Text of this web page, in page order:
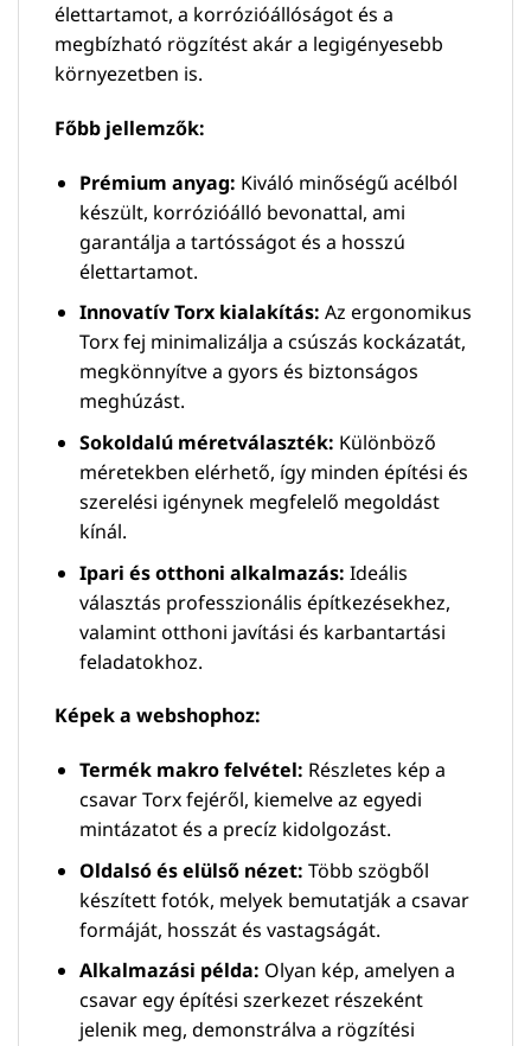
élettartamot, a korrózióállóságot és a
megbízható rögzítést akár a legigényesebb
környezetben is.
Főbb jellemzők:
Prémium anyag: Kiváló minőségű acélból
készült, korrózióálló bevonattal, ami
garantálja a tartósságot és a hosszú
élettartamot.
Innovatív Torx kialakítás: Az ergonomikus
Torx fej minimalizálja a csúszás kockázatát,
megkönnyítve a gyors és biztonságos
meghúzást.
Sokoldalú méretválaszték: Különböző
méretekben elérhető, így minden építési és
szerelési igénynek megfelelő megoldást
kínál.
Ipari és otthoni alkalmazás: Ideális
választás professzionális építkezésekhez,
valamint otthoni javítási és karbantartási
feladatokhoz.
Képek a webshophoz:
Termék makro felvétel: Részletes kép a
csavar Torx fejéről, kiemelve az egyedi
mintázatot és a precíz kidolgozást.
Oldalsó és elülső nézet: Több szögből
készített fotók, melyek bemutatják a csavar
formáját, hosszát és vastagságát.
Alkalmazási példa: Olyan kép, amelyen a
csavar egy építési szerkezet részeként
jelenik meg, demonstrálva a rögzítési